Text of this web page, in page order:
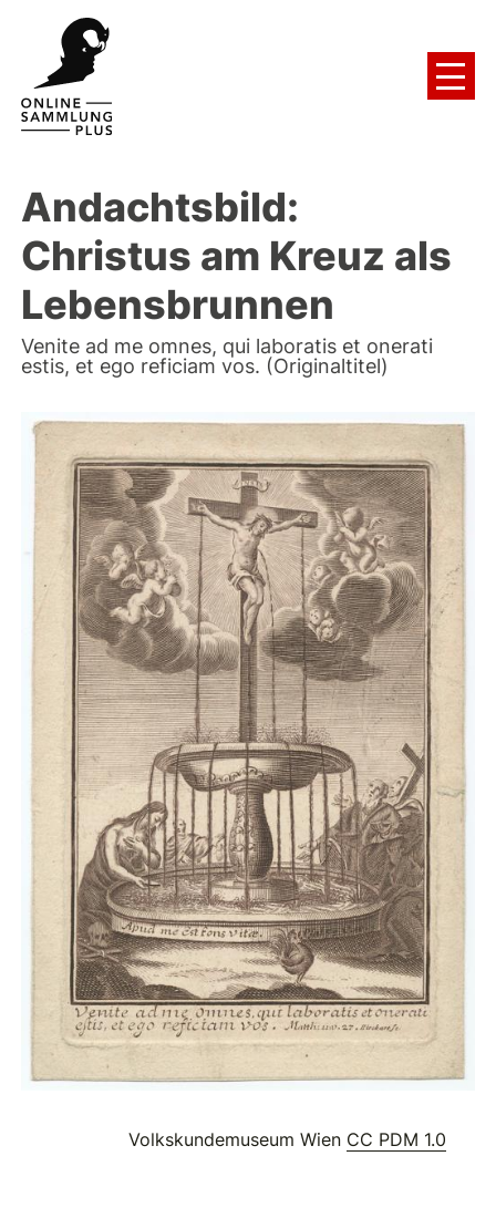
Andachtsbild:
Christus am Kreuz als
Lebensbrunnen
Venite ad me omnes, qui laboratis et onerati
estis, et ego reficiam vos. (Originaltitel)
Volkskundemuseum Wien CC PDM 1.0